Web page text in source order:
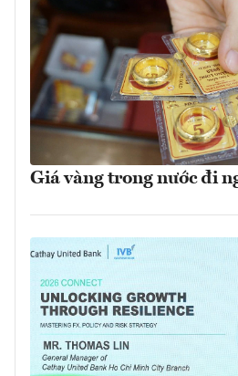
Giá vàng trong nước đi